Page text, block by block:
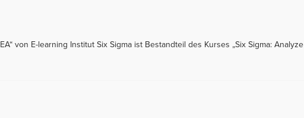
von E-learning Institut Six Sigma ist Bestandteil des Kurses „Six Sigma: Analyze